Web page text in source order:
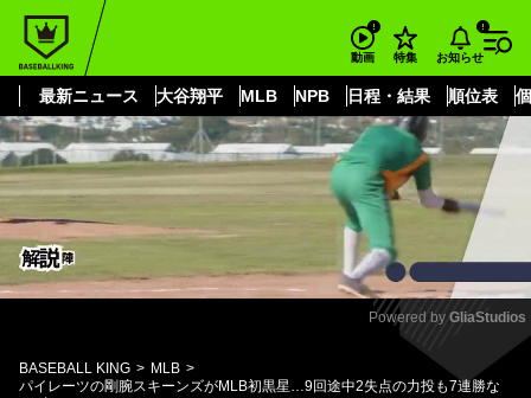
動画 特集 お知らせ
最新ニュース 大谷翔平 MLB NPB 日程・結果 順位表
もっと見る
Mute
Powered by GliaStudios
BASEBALL KING
MLB
パイレーツの剛腕スキーンズがMLB初黒星…9回途中2失点の力投も7連勝な